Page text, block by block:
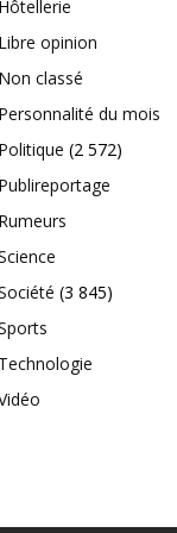
opinion
classé
du mois
(2 572)
(3 845)